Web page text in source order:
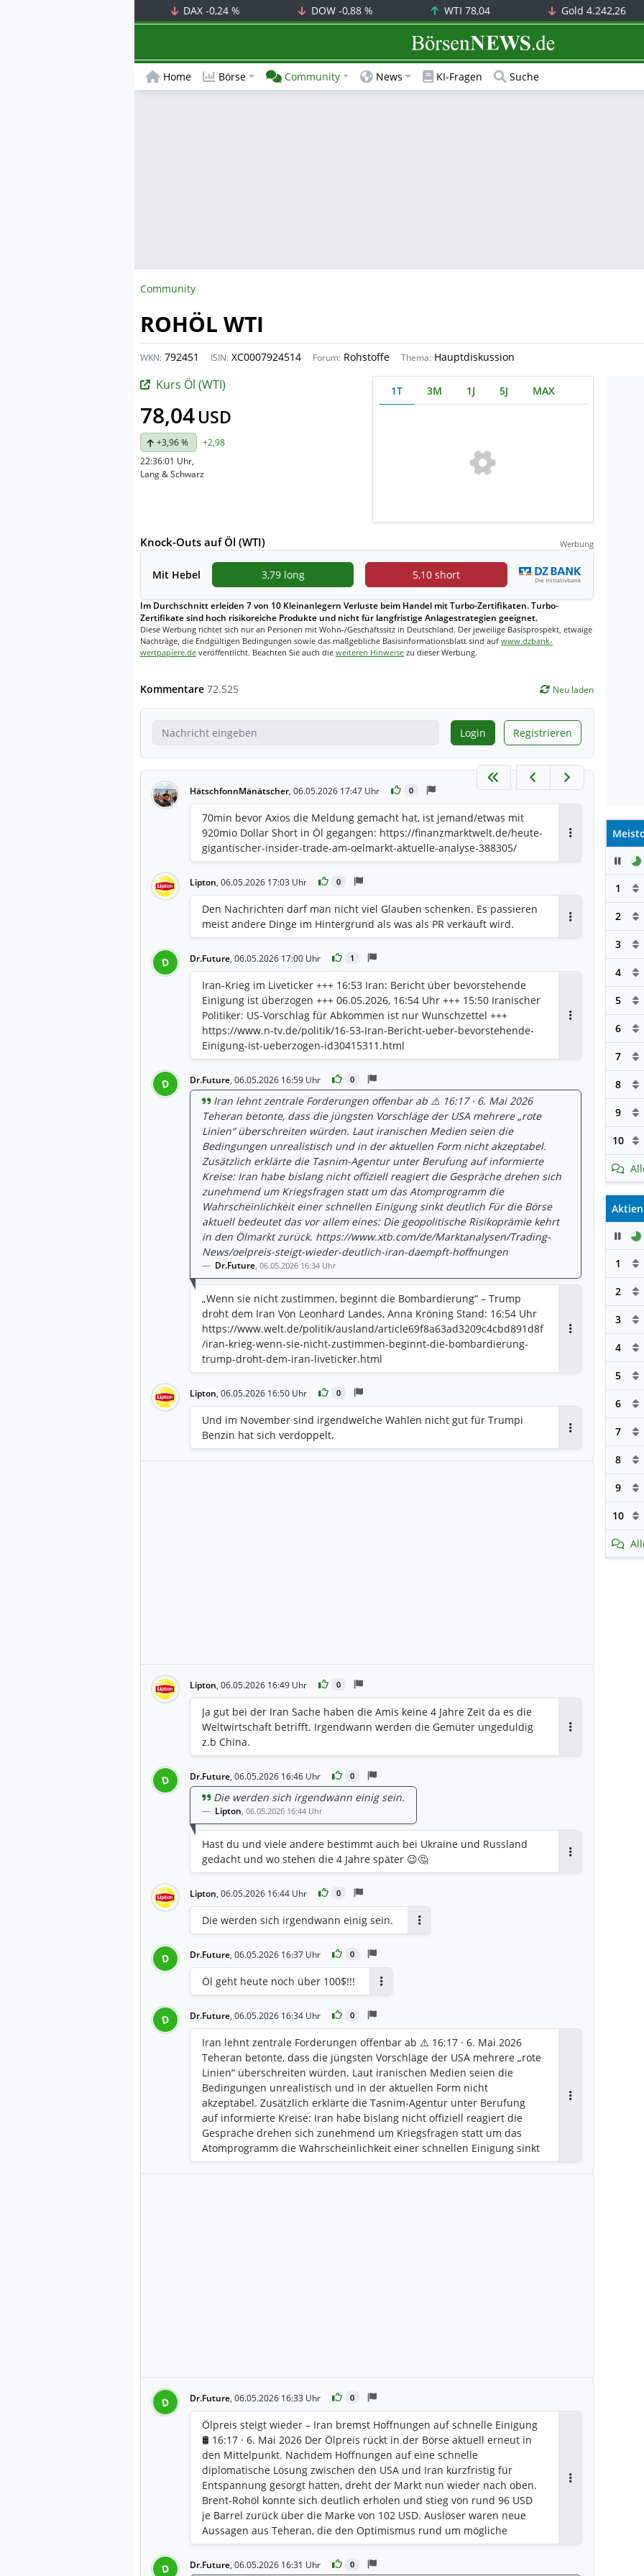
DAX-0,24 % DOW -0,88 % WTI 78,04 Gold 4.242,26
BörsenNEWS.de
Home Börse Community News KI-Fragen Suche
Community
ROHÖL WTI
WKN: 792451 ISIN: XC0007924514 Forum: Rohstoffe Thema: Hauptdiskussion
Kurs Öl (WTI)
78,04USD
+3,96 %
+2,98
22:36:01 Uhr,
Lang & Schwarz
1T 3M 1J 5J MAX
Knock-Outs auf Öl (WTI) Werbung
Mit Hebel 3,79 long 5,10 short
Im Durchschnitt erleiden 7 von 10 Kleinanlegern Verluste beim Handel mit Turbo-Zertifikaten. Turbo-
Zertifikate sind hoch risikoreiche Produkte und nicht für langfristige Anlagestrategien geeignet.
Diese Werbung richtet sich nur an Personen mit Wohn-/Geschäftssitz in Deutschland. Der jeweilige Basisprospekt, etwaige
Nachträge, die Endgültigen Bedingungen sowie das maßgebliche Basisinformationsblatt sind auf www.dzbank-
wertpapiere.de veröffentlicht. Beachten Sie auch die weiteren Hinweise zu dieser Werbung.
Kommentare 72.525 Neu laden
Login Registrieren
HätschfonnMänätscher, 06.05.2026 17:47 Uhr 0
70min bevor Axios die Meldung gemacht hat, ist jemand/etwas mit
920mio Dollar Short in Öl gegangen: https://finanzmarktwelt.de/heute-
gigantischer-insider-trade-am-oelmarkt-aktuelle-analyse-388305/
Antworten
Lipton, 06.05.2026 17:03 Uhr 0
Den Nachrichten darf man nicht viel Glauben schenken. Es passieren
meist andere Dinge im Hintergrund als was als PR verkauft wird.
Antworten
D Dr.Future, 06.05.2026 17:00 Uhr 1
Iran-Krieg im Liveticker +++ 16:53 Iran: Bericht über bevorstehende
Einigung ist überzogen +++ 06.05.2026, 16:54 Uhr +++ 15:50 Iranischer
Politiker: US-Vorschlag für Abkommen ist nur Wunschzettel +++
https://www.n-tv.de/politik/16-53-Iran-Bericht-ueber-bevorstehende-
Einigung-ist-ueberzogen-id30415311.html
D Dr.Future, 06.05.2026 16:59 Uhr 0
Iran lehnt zentrale Forderungen offenbar ab ⚠️ 16:17 · 6. Mai 2026
Teheran betonte, dass die jüngsten Vorschläge der USA mehrere „rote
Linien“ überschreiten würden. Laut iranischen Medien seien die
Bedingungen unrealistisch und in der aktuellen Form nicht akzeptabel.
Zusätzlich erklärte die Tasnim-Agentur unter Berufung auf informierte
Kreise: Iran habe bislang nicht offiziell reagiert die Gespräche drehen sich
zunehmend um Kriegsfragen statt um das Atomprogramm die
Wahrscheinlichkeit einer schnellen Einigung sinkt deutlich Für die Börse
aktuell bedeutet das vor allem eines: Die geopolitische Risikoprämie kehrt
in den Ölmarkt zurück. https://www.xtb.com/de/Marktanalysen/Trading-
News/oelpreis-steigt-wieder-deutlich-iran-daempft-hoffnungen
Dr.Future, 06.05.2026 16:34 Uhr
„Wenn sie nicht zustimmen, beginnt die Bombardierung“ – Trump
droht dem Iran Von Leonhard Landes, Anna Kröning Stand: 16:54 Uhr
https://www.welt.de/politik/ausland/article69f8a63ad3209c4cbd891d8f
/iran-krieg-wenn-sie-nicht-zustimmen-beginnt-die-bombardierung-
trump-droht-dem-iran-liveticker.html
Lipton, 06.05.2026 16:50 Uhr 0
Und im November sind irgendwelche Wahlen nicht gut für Trumpi
Benzin hat sich verdoppelt.
Lipton, 06.05.2026 16:49 Uhr 0
Ja gut bei der Iran Sache haben die Amis keine 4 Jahre Zeit da es die
Weltwirtschaft betrifft. Irgendwann werden die Gemüter ungeduldig
z.b China.
D Dr.Future, 06.05.2026 16:46 Uhr 0
Die werden sich irgendwann einig sein.
Lipton, 06.05.2026 16:44 Uhr
Hast du und viele andere bestimmt auch bei Ukraine und Russland
gedacht und wo stehen die 4 Jahre später 😉🤔
Lipton, 06.05.2026 16:44 Uhr 0
Die werden sich irgendwann einig sein.
D Dr.Future, 06.05.2026 16:37 Uhr 0
Öl geht heute noch über 100$!!!
D Dr.Future, 06.05.2026 16:34 Uhr 0
Iran lehnt zentrale Forderungen offenbar ab ⚠️ 16:17 · 6. Mai 2026
Teheran betonte, dass die jüngsten Vorschläge der USA mehrere „rote
Linien“ überschreiten würden. Laut iranischen Medien seien die
Bedingungen unrealistisch und in der aktuellen Form nicht
akzeptabel. Zusätzlich erklärte die Tasnim-Agentur unter Berufung
auf informierte Kreise: Iran habe bislang nicht offiziell reagiert die
Gespräche drehen sich zunehmend um Kriegsfragen statt um das
Atomprogramm die Wahrscheinlichkeit einer schnellen Einigung sinkt
deutlich Für die Börse aktuell bedeutet das vor allem eines: Die
geopolitische Risikoprämie kehrt in den Ölmarkt zurück.
D Dr.Future, 06.05.2026 16:33 Uhr 0
Ölpreis steigt wieder – Iran bremst Hoffnungen auf schnelle Einigung
🛢️ 16:17 · 6. Mai 2026 Der Ölpreis rückt in der Börse aktuell erneut in
den Mittelpunkt. Nachdem Hoffnungen auf eine schnelle
diplomatische Lösung zwischen den USA und Iran kurzfristig für
Entspannung gesorgt hatten, dreht der Markt nun wieder nach oben.
Brent-Rohöl konnte sich deutlich erholen und stieg von rund 96 USD
je Barrel zurück über die Marke von 102 USD. Auslöser waren neue
Aussagen aus Teheran, die den Optimismus rund um mögliche
Friedensgespräche klar relativieren.
https://www.xtb.com/de/Marktanalysen/Trading-News/oelpreis-steigt-
D Dr.Future, 06.05.2026 16:31 Uhr 0
1
2
3
4
5
6
7
8
9
10
Aktien
1
2
3
4
5
6
7
8
9
10